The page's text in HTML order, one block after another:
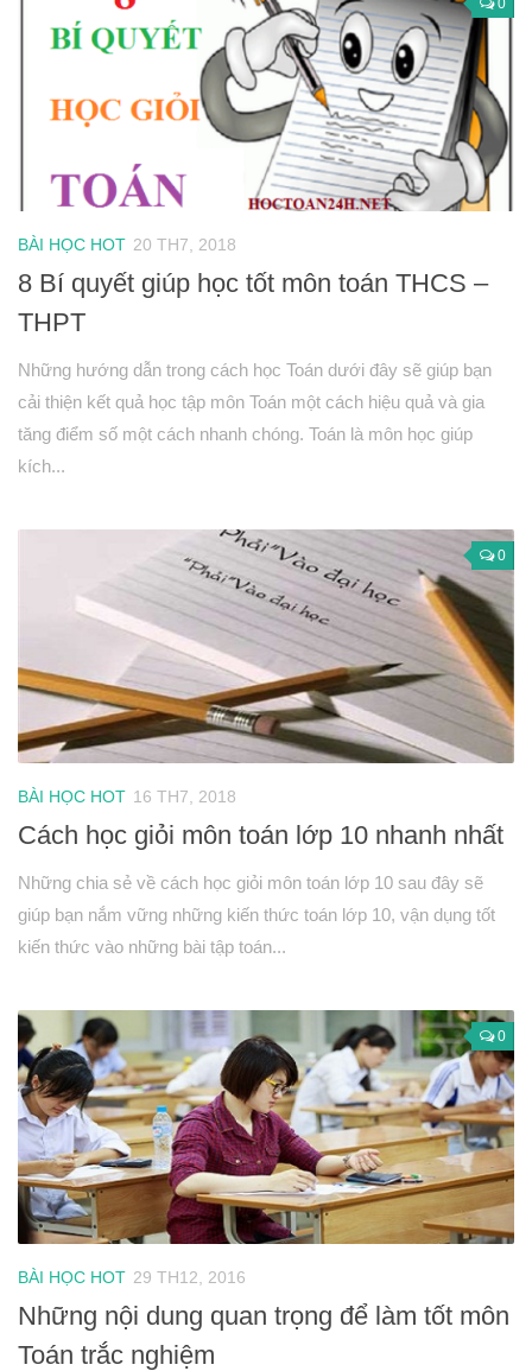
BÀI HỌC HOT 20 TH7, 2018
8 Bí quyết giúp học tốt môn toán THCS –
THPT
Những hướng dẫn trong cách học Toán dưới đây sẽ giúp bạn
cải thiện kết quả học tập môn Toán một cách hiệu quả và gia
tăng điểm số một cách nhanh chóng. Toán là môn học giúp
kích...
0
BÀI HỌC HOT 16 TH7, 2018
Cách học giỏi môn toán lớp 10 nhanh nhất
Những chia sẻ về cách học giỏi môn toán lớp 10 sau đây sẽ
giúp bạn nắm vững những kiến thức toán lớp 10, vận dụng tốt
kiến thức vào những bài tập toán...
0
BÀI HỌC HOT 29 TH12, 2016
Những nội dung quan trọng để làm tốt môn
Toán trắc nghiệm